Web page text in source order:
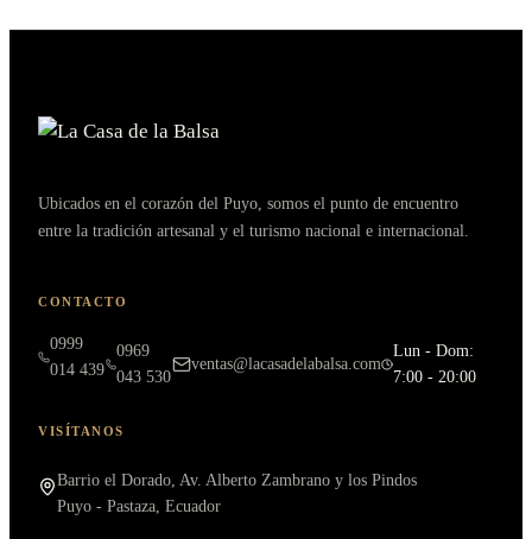
Ubicados en el corazón del Puyo, somos el punto de encuentro
entre la tradición artesanal y el turismo nacional e internacional.
CONTACTO
0999
014 439
0969
043 530
ventas@lacasadelabalsa.com
Lun - Dom:
7:00 - 20:00
VISÍTANOS
Barrio el Dorado, Av. Alberto Zambrano y los Pindos
Puyo - Pastaza, Ecuador